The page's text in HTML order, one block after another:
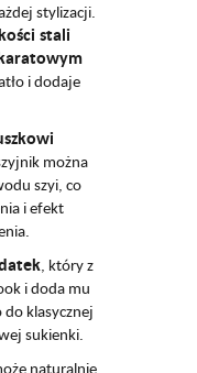
stylizacji.
stali
i dodaje
można
szyi, co
i efekt
, który z
i doda mu
klasycznej
sukienki.
naturalnie